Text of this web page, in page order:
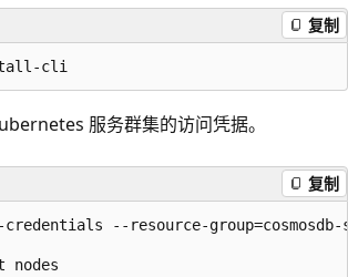
复制
服务群集的访问凭据。
复制
--resource-